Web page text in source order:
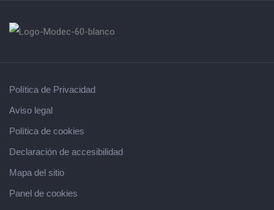
Política de Privacidad
Aviso legal
Política de cookies
Declaración de accesibilidad
Mapa del sitio
Panel de cookies